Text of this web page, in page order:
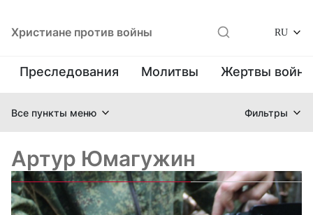
Христиане против войны RU
Преследования Молитвы Жертвы
Все пункты меню Фильтры
Артур Юмагужин